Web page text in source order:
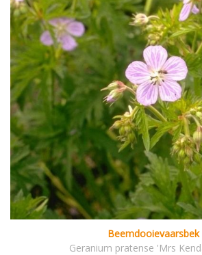
Beemdooievaarsbek
Geranium pratense 'Mrs